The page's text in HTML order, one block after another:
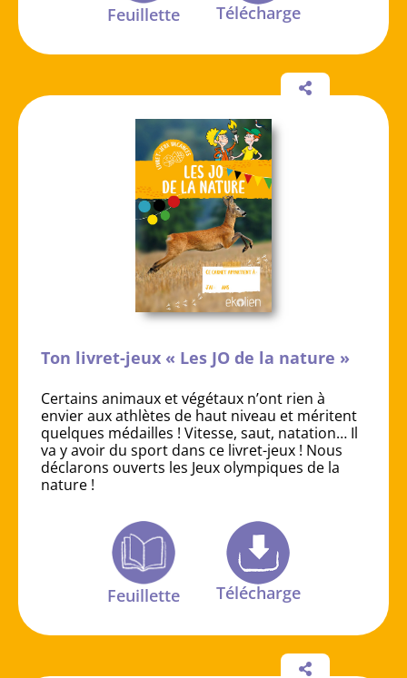
Feuillette Télécharge
Ton livret-jeux « Les JO de la nature »
Certains animaux et végétaux n’ont rien à
envier aux athlètes de haut niveau et méritent
quelques médailles ! Vitesse, saut, natation… Il
va y avoir du sport dans ce livret-jeux ! Nous
déclarons ouverts les Jeux olympiques de la
nature !
Feuillette Télécharge